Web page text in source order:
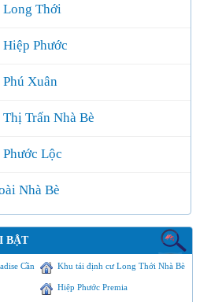
Thới
Phước
Xuân
Trấn Nhà Bè
Lộc
Nhà Bè
BẬT
Cần
Khu tái định cư Long Thới Nhà Bè
Hiệp Phước Premia